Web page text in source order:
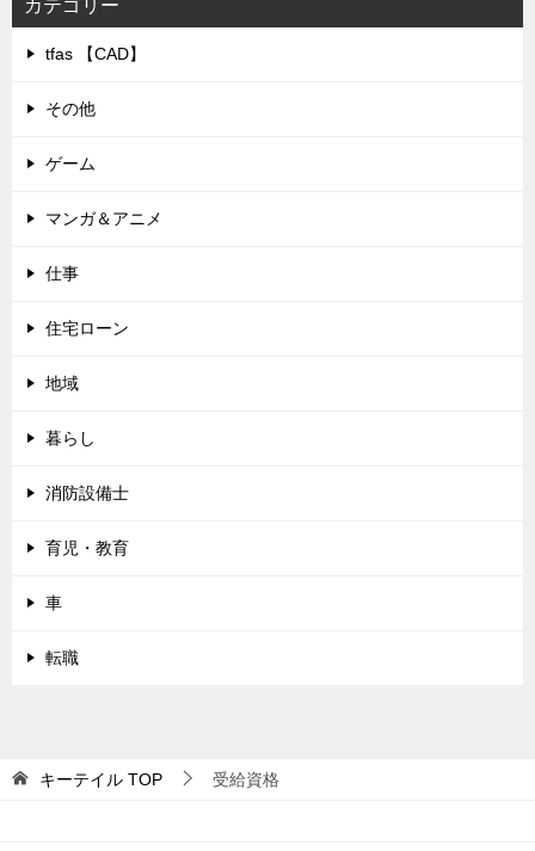
カテゴリー
tfas 【CAD】
その他
ゲーム
マンガ＆アニメ
仕事
住宅ローン
地域
暮らし
消防設備士
育児・教育
車
転職
キーテイル TOP 受給資格